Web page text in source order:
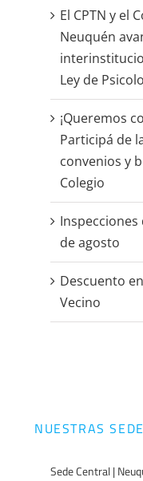
El CPTN y el
Neuquén
Ley de
¡Queremos
Participá de
convenios y
Colegio
Inspecciones
de agosto
Descuento
Vecino
NUESTRAS
Sede Central |